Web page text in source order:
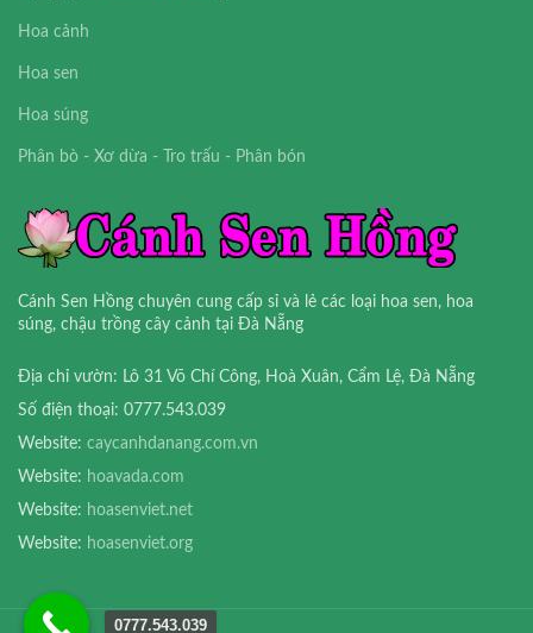
Hoa cảnh
Hoa sen
Hoa súng
Phân bò - Xơ dừa - Tro trấu - Phân bón
Cánh Sen Hồng chuyên cung cấp sỉ và lẻ các loại hoa sen, hoa
súng, chậu trồng cây cảnh tại Đà Nẵng
Địa chỉ vườn: Lô 31 Võ Chí Công, Hoà Xuân, Cẩm Lệ, Đà Nẵng
Số điện thoại: 0777.543.039
Website: caycanhdanang.com.vn
Website: hoavada.com
Website: hoasenviet.net
Website: hoasenviet.org
0777.543.039